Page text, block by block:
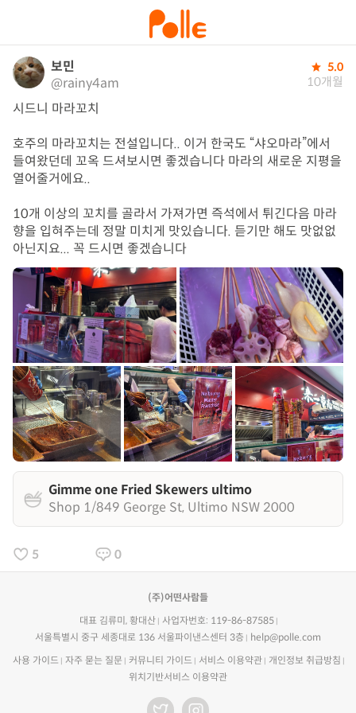
보민
@rainy4am
5.0
10개월
시드니 마라꼬치
호주의 마라꼬치는 전설입니다.. 이거 한국도 “샤오마라”에서
들여왔던데 꼬옥 드셔보시면 좋겠습니다 마라의 새로운 지평을
열어줄거에요..
10개 이상의 꼬치를 골라서 가져가면 즉석에서 튀긴다음 마라
향을 입혀주는데 정말 미치게 맛있습니다. 듣기만 해도 맛없없
아닌지요... 꼭 드시면 좋겠습니다
Gimme one Fried Skewers ultimo
Shop 1/849 George St, Ultimo NSW 2000
5 0
(주)어떤사람들
대표 김류미, 황대산
사업자번호: 119-86-87585
서울특별시 중구 세종대로 136 서울파이낸스센터 3층
help@polle.com
사용 가이드 자주 묻는 질문 커뮤니티 가이드 서비스 이용약관
개인정보 취급방침
위치기반서비스 이용약관